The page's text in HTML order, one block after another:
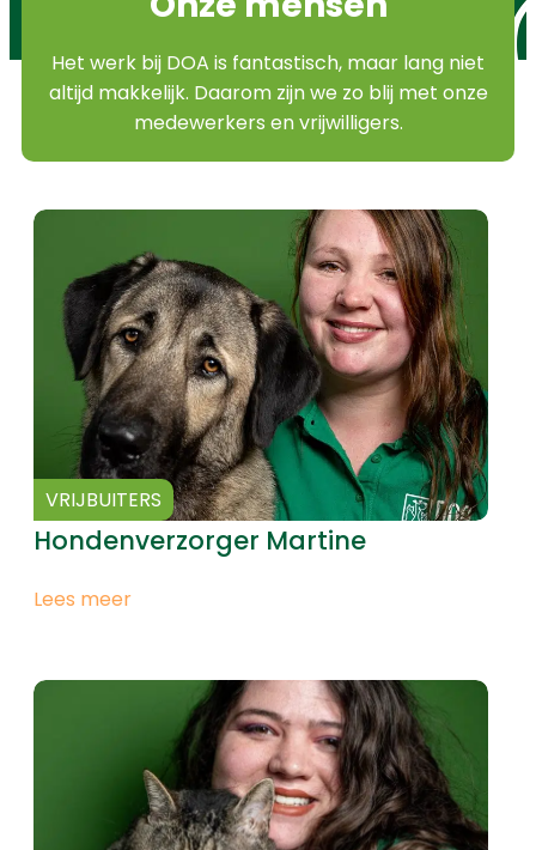
Het werk bij DOA is fantastisch, maar lang niet
altijd makkelijk. Daarom zijn we zo blij met onze
medewerkers en vrijwilligers.
VRIJBUITERS
Hondenverzorger Martine
Lees meer